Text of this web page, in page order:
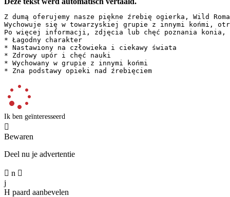
Z dumą oferujemy nasze piękne źrebię ogierka, Wild
Wychowuje się w towarzyskiej grupie z innymi końmi,
Po więcej informacji, zdjęcia lub chęć poznania
* Łagodny charakter
* Nastawiony na człowieka i ciekawy świata
* Zdrowy upór i chęć nauki
* Wychowany w grupie z innymi końmi
* Zna podstawy opieki nad źrebięciem
Ik ben geïnteresseerd

Bewaren
Deel nu je advertentie
 n 
j
H paard aanbevelen